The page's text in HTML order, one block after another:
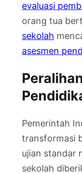
evaluasi
orang tua
sekolah
asesmen
Pemerintah
transformasi
ujian standar
sekolah